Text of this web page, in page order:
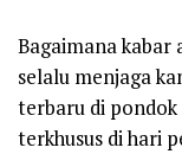
Bagaimana kabar
selalu menjaga
terbaru di pondok
terkhusus di hari